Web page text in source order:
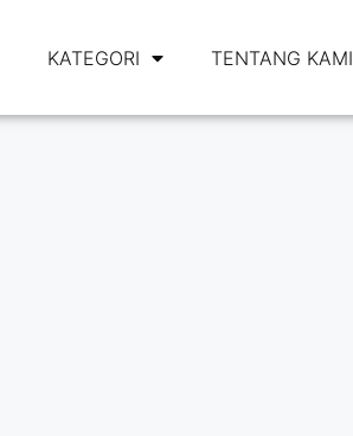
KATEGORI TENTANG KAMI